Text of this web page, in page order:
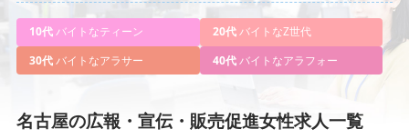
10代バイトなティーン 20代バイトなZ世代
30代バイトなアラサー 40代バイトなアラフォー
名古屋の広報・宣伝・販売促進女性求人一覧